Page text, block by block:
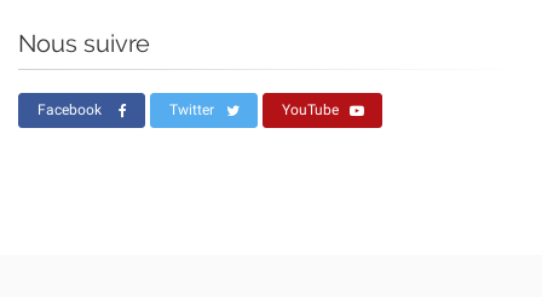
Nous suivre
Facebook Twitter YouTube